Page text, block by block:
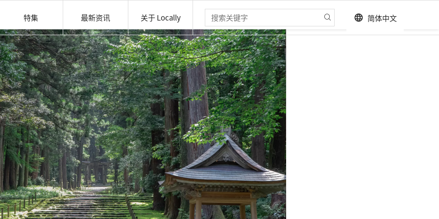
特集 最新资讯 关于 Locally language 简体中文